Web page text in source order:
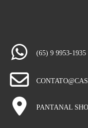
(65) 9 9953-1935
PANTANAL